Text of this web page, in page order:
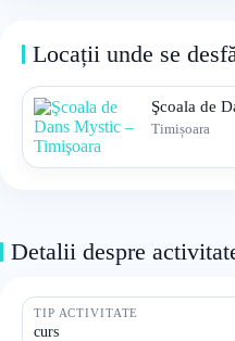
Locații unde se
Şcoala de
Timișoara
Detalii despre
TIP ACTIVITATE
curs